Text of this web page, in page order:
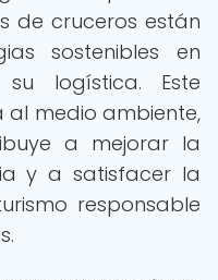
de cruceros están
sostenibles en
logística. Este
al medio ambiente,
a mejorar la
y a satisfacer la
responsable